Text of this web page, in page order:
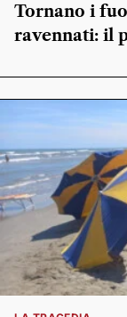
Tornano i
ravennati: il